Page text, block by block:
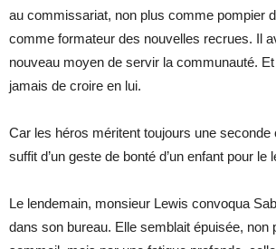
au commissariat, non plus comme pompier
comme formateur des nouvelles recrues. Il
nouveau moyen de servir la communauté.
jamais de croire en lui.
Car les héros méritent toujours une seconde
suffit d’un geste de bonté d’un enfant pour le
Le lendemain, monsieur Lewis convoqua
dans son bureau. Elle semblait épuisée, non